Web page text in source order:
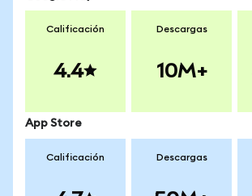
Calificación
4.4
Descargas
10M+
App Store
Calificación Descargas